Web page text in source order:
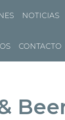
NOTICIAS
CONTACTO